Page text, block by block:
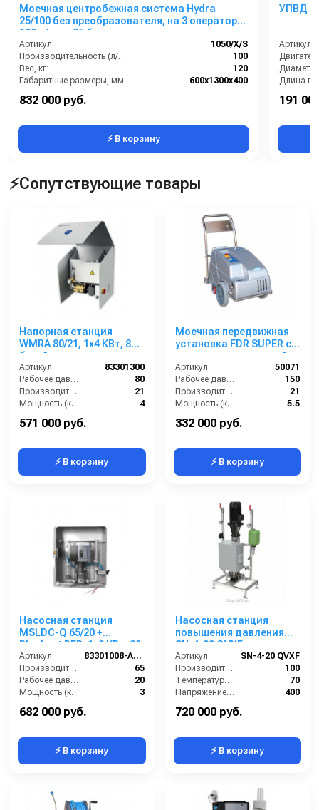
Моечная центробежная система Hydra
25/100 без преобразователя, на 3 оператора,
100 л/мин, 25 бар
Артикул:
1050/X/S
Производительность (л/мин):
100
Вес, кг:
120
Габаритные размеры, мм:
600x1300x400
Напряжение, В:
Сегмент:
832 000 руб.
⚡ В корзину
УПВД
Артикул:
Диаметр
191
⚡Сопутствующие товары
Напорная станция
WMRA 80/21, 1x4 КВт, 80
бар, 1 пользователь
Артикул:
83301300
Рабочее давление (бар):
80
Производительность (л/мин):
21
Мощность (кВт):
4
571 000 руб.
⚡ В корзину
Моечная передвижная
установка FDR SUPER с
нанесением пены, на 1
оператора , 150 бар, 21
л/мин
Артикул:
50071
Рабочее давление (бар):
150
Производительность (л/мин):
21
Мощность (кВт):
5.5
332 000 руб.
⚡ В корзину
Насосная станция
MSLDC-Q 65/20 +
Blocksat RFD, 1x3 КВт, 20
бар, 2 пользователя
Артикул:
83301008-A-RFD
Производительность (л/мин):
65
Рабочее давление (бар):
20
Мощность (кВт):
3
682 000 руб.
⚡ В корзину
Насосная станция
повышения давления
SN-4-20 QVXF
Артикул:
SN-4-20 QVXF
Производительность (л/мин):
100
Температура (°C):
70
Напряжение (В):
400
720 000 руб.
⚡ В корзину